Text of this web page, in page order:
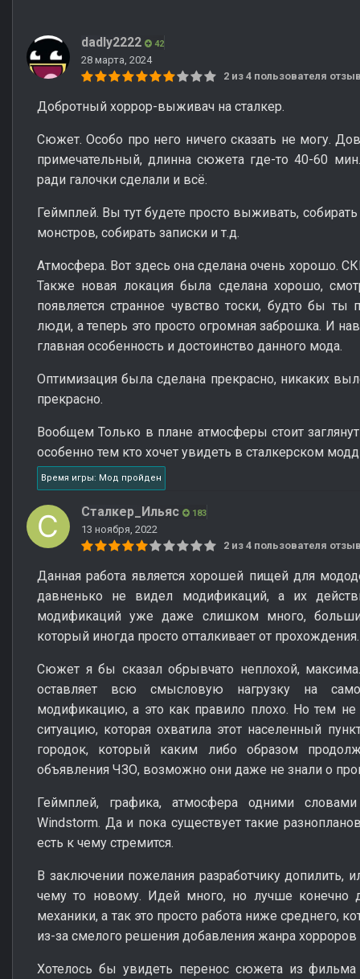
dadly2222 42
28 марта, 2024
2 из 4 пользователя
Добротный хоррор-выживач на сталкер.
Сюжет. Особо про него ничего сказать не могу.
примечательный, длинна сюжета где-то 40-60
ради галочки сделали и всё.
Геймплей. Вы тут будете просто выживать, собирать
монстров, собирать записки и т.д.
Атмосфера. Вот здесь она сделана очень
Также новая локация была сделана хорошо,
появляется странное чувство тоски, будто бы
люди, а теперь это просто огромная заброшка. И
главная особенность и достоинство данного мода.
Оптимизация была сделана прекрасно, никаких
прекрасно.
Вообщем Только в плане атмосферы стоит
особенно тем кто хочет увидеть в сталкерском
Время игры: Мод пройден
Сталкер_Ильяс 183
13 ноября, 2022
2 из 4 пользователя
Данная работа является хорошей пищей для
давненько не видел модификаций, а их
модификаций уже даже слишком много,
который иногда просто отталкивает от прохождения.
Сюжет я бы сказал обрывчато неплохой,
оставляет всю смысловую нагрузку на
модификацию, а это как правило плохо. Но тем
ситуацию, которая охватила этот населенный
городок, который каким либо образом
объявления ЧЗО, возможно они даже не знали о
Геймплей, графика, атмосфера одними
Windstorm. Да и пока существует такие
есть к чему стремится.
В заключении пожелания разработчику допилить,
чему то новому. Идей много, но лучше конечно
механики, а так это просто работа ниже среднего,
из-за смелого решения добавления жанра
Хотелось бы увидеть перенос сюжета из